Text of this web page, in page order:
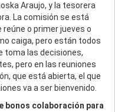
Araujo, y la tesorera
La comisión se está
o primer jueves o
caiga, pero están todos
toma las decisiones,
pero en las reuniones
que está abierta, el que
va a ser bienvenido.
bonos colaboración para